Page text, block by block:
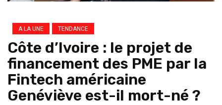
A LA UNE TENDANCE
Côte d’Ivoire : le projet de
financement des PME par la
Fintech américaine
Genéviève est-il mort-né ?